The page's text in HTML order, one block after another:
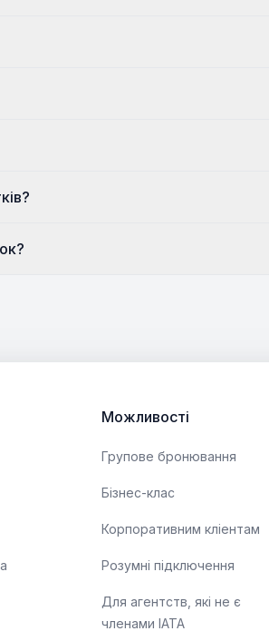
Можливості
Групове бронювання
Бізнес-клас
Корпоративним кліентам
Розумні підключення
Для агентств, які не є
членами IATA